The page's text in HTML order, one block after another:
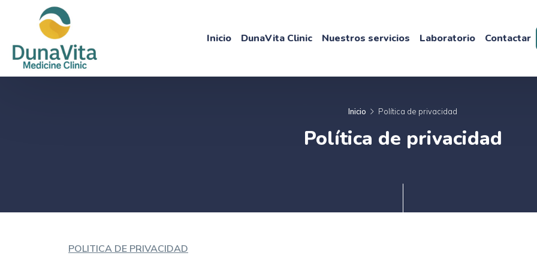
Inicio DunaVita Clinic Nuestros servicios Laboratorio Contactar
Inicio Política de privacidad
Política de privacidad
POLITICA DE PRIVACIDAD